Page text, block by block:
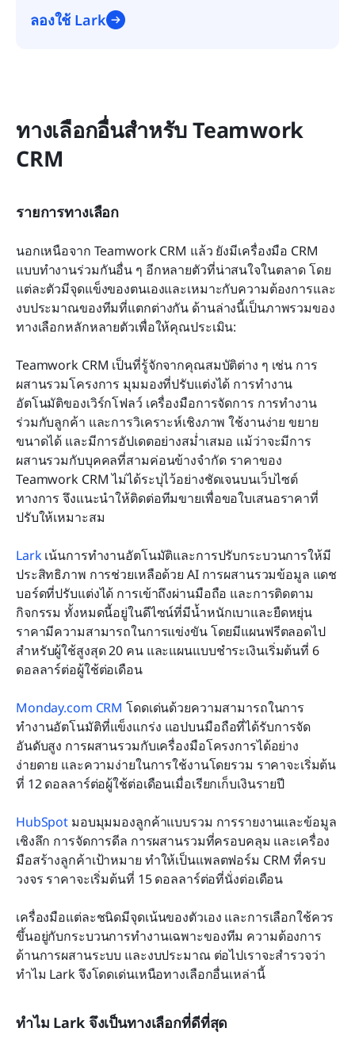
ลองใช้ Lark
ทางเลือกอื่นสำหรับ Teamwork
CRM
รายการทางเลือก
นอกเหนือจาก Teamwork CRM แล้ว ยังมีเครื่องมือ CRM
แบบทำงานร่วมกันอื่น ๆ อีกหลายตัวที่น่าสนใจในตลาด โดย
แต่ละตัวมีจุดแข็งของตนเองและเหมาะกับความต้องการและ
งบประมาณของทีมที่แตกต่างกัน ด้านล่างนี้เป็นภาพรวมของ
ทางเลือกหลักหลายตัวเพื่อให้คุณประเมิน:
Teamwork CRM เป็นที่รู้จักจากคุณสมบัติต่าง ๆ เช่น การ
ผสานรวมโครงการ มุมมองที่ปรับแต่งได้ การทำงาน
อัตโนมัติของเวิร์กโฟลว์ เครื่องมือการจัดการ การทำงาน
ร่วมกับลูกค้า และการวิเคราะห์เชิงภาพ ใช้งานง่าย ขยาย
ขนาดได้ และมีการอัปเดตอย่างสม่ำเสมอ แม้ว่าจะมีการ
ผสานรวมกับบุคคลที่สามค่อนข้างจำกัด ราคาของ
Teamwork CRM ไม่ได้ระบุไว้อย่างชัดเจนบนเว็บไซต์
ทางการ จึงแนะนำให้ติดต่อทีมขายเพื่อขอใบเสนอราคาที่
ปรับให้เหมาะสม
Lark เน้นการทำงานอัตโนมัติและการปรับกระบวนการให้มี
ประสิทธิภาพ การช่วยเหลือด้วย AI การผสานรวมข้อมูล แดช
บอร์ดที่ปรับแต่งได้ การเข้าถึงผ่านมือถือ และการติดตาม
กิจกรรม ทั้งหมดนี้อยู่ในดีไซน์ที่มีน้ำหนักเบาและยืดหยุ่น
ราคามีความสามารถในการแข่งขัน โดยมีแผนฟรีตลอดไป
สำหรับผู้ใช้สูงสุด 20 คน และแผนแบบชำระเงินเริ่มต้นที่ 6
ดอลลาร์ต่อผู้ใช้ต่อเดือน
Monday.com CRM โดดเด่นด้วยความสามารถในการ
ทำงานอัตโนมัติที่แข็งแกร่ง แอปบนมือถือที่ได้รับการจัด
อันดับสูง การผสานรวมกับเครื่องมือโครงการได้อย่าง
ง่ายดาย และความง่ายในการใช้งานโดยรวม ราคาจะเริ่มต้น
ที่ 12 ดอลลาร์ต่อผู้ใช้ต่อเดือนเมื่อเรียกเก็บเงินรายปี
HubSpot มอบมุมมองลูกค้าแบบรวม การรายงานและข้อมูล
เชิงลึก การจัดการดีล การผสานรวมที่ครอบคลุม และเครื่อง
มือสร้างลูกค้าเป้าหมาย ทำให้เป็นแพลตฟอร์ม CRM ที่ครบ
วงจร ราคาจะเริ่มต้นที่ 15 ดอลลาร์ต่อที่นั่งต่อเดือน
เครื่องมือแต่ละชนิดมีจุดเน้นของตัวเอง และการเลือกใช้ควร
ขึ้นอยู่กับกระบวนการทำงานเฉพาะของทีม ความต้องการ
ด้านการผสานระบบ และงบประมาณ ต่อไปเราจะสำรวจว่า
ทำไม Lark จึงโดดเด่นเหนือทางเลือกอื่นเหล่านี้
ทำไม Lark จึงเป็นทางเลือกที่ดีที่สุด